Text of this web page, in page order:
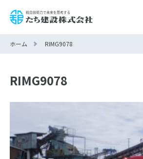
ホーム RIMG9078
RIMG9078